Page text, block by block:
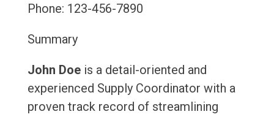
Phone: 123-456-7890
Summary
John Doeis a detail-oriented and
experienced Supply Coordinator with a
proven track record of streamlining